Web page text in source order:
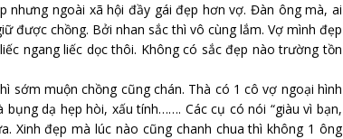
nhưng ngoài xã hội đầy gái đẹp hơn vợ. Đàn ông mà, ai
được chồng. Bởi nhan sắc thì vô cùng lắm. Vợ mình đẹp
ngang liếc dọc thôi. Không có sắc đẹp nào trường tồn
sớm muộn chồng cũng chán. Thà có 1 cô vợ ngoại hình
dạ hẹp hòi, xấu tính……. Các cụ có nói “giàu vì bạn,
Xinh đẹp mà lúc nào cũng chanh chua thì không 1 ông